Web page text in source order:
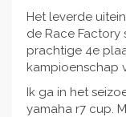
Het leverde
de Race Factory
prachtige 4e
kampioenschap
Ik ga in het
yamaha r7 cup.